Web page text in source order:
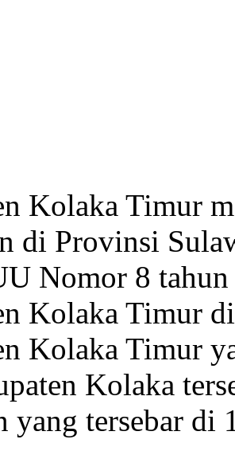
Kolaka Timur
di Provinsi
Nomor 8
Kolaka Timur
Kolaka Timur
Kolaka
yang tersebar di